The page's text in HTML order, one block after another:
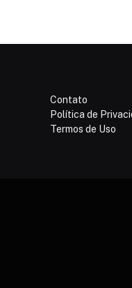
Contato
Política de
Termos de Uso